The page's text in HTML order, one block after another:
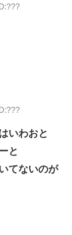
いわおと
と
てないのが